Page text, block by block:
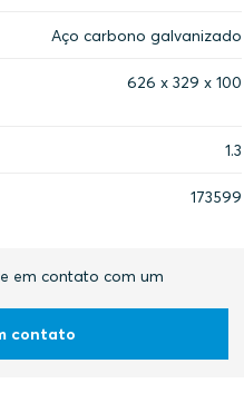
Aço carbono galvanizado
626 x 329 x 100
1.3
173599
em contato com um
contato